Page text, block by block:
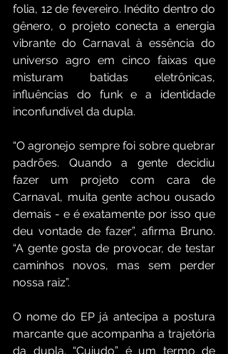
folia, 12 de fevereiro. Inédito dentro do
gênero, o projeto conecta a energia
vibrante do Carnaval à essência do
universo agro em cinco faixas que
misturam batidas eletrônicas,
influências do funk e a identidade
inconfundível da dupla.
“O agronejo sempre foi sobre quebrar
padrões. Quando a gente decidiu
fazer um projeto com cara de
Carnaval, muita gente achou ousado
demais - e é exatamente por isso que
deu vontade de fazer”, afirma Bruno.
“A gente gosta de provocar, de testar
caminhos novos, mas sem perder
nossa raiz”.
O nome do EP já antecipa a postura
marcante que acompanha a trajetória
da dupla. “Cuiudo” é um termo de